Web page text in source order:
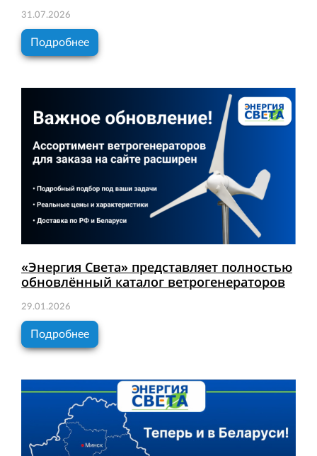
31.07.2026
Подробнее
«Энергия Света» представляет полностью
обновлённый каталог ветрогенераторов
29.01.2026
Подробнее